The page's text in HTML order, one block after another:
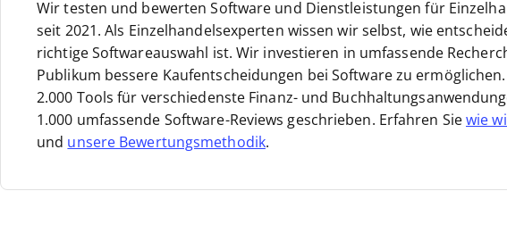
Wir testen und bewerten Software und Dienstleistungen für
seit 2021. Als Einzelhandelsexperten wissen wir selbst, wie
richtige Softwareauswahl ist. Wir investieren in umfassende
Publikum bessere Kaufentscheidungen bei Software zu ermöglichen.
2.000 Tools für verschiedenste Finanz- und
1.000 umfassende Software-Reviews geschrieben. Erfahren Sie wie
und unsere Bewertungsmethodik.